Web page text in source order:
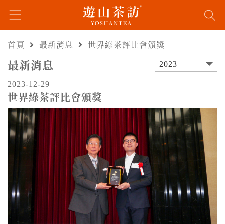
首頁 最新消息 世界綠茶評比會頒獎
最新消息 2023
2023-12-29
世界綠茶評比會頒獎